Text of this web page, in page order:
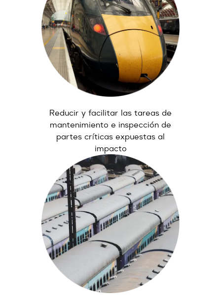
Reducir y facilitar las tareas de
mantenimiento e inspección de
partes críticas expuestas al
impacto